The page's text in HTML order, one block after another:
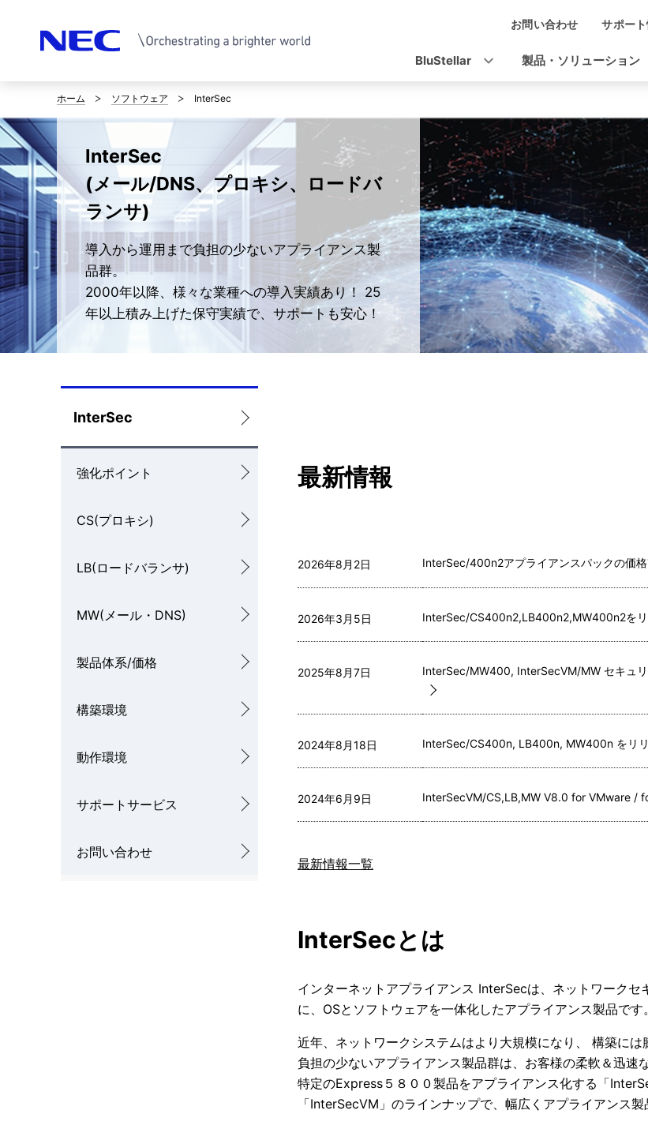
ゲ
ー
ョ
ン
お問い合わせ サポー
BluStellar 製品・ソリューション
サ
ト
内
現
位
置
を
表
示
ホーム ソフトウェア InterSec
InterSec
(メール/DNS、プロキシ、ロードバ
ランサ)
導入から運用まで負担の少ないアプライアンス製
品群。
2000年以降、様々な業種への導入実績あり！ 25
年以上積み上げた保守実績で、サポートも安心！
ロ
ー
カ
ル
ビ
シ
InterSec
強化ポイント
CS(プロキシ)
LB(ロードバランサ)
MW(メール・DNS)
製品体系/価格
構築環境
動作環境
サポートサービス
お問い合わせ
最新情報
2026年8月2日 InterSec/400n2アプライアンスパックの価格
2026年3月5日 InterSec/CS400n2,LB400n2,MW400n2をリ
2025年8月7日 InterSec/MW400, InterSecVM/MW セキュ
2024年8月18日 InterSec/CS400n, LB400n, MW400n をリリ
2024年6月9日 InterSecVM/CS,LB,MW V8.0 for VMware /
最新情報一覧
InterSecとは
インターネットアプライアンス InterSecは、ネットワーク
に、OSとソフトウェアを一体化したアプライアンス製品です。
近年、ネットワークシステムはより大規模になり、 構築に
負担の少ないアプライアンス製品群は、お客様の柔軟＆迅速
特定のExpress５８００製品をアプライアンス化する「
「InterSecVM」のラインナップで、幅広くアプライアンス製